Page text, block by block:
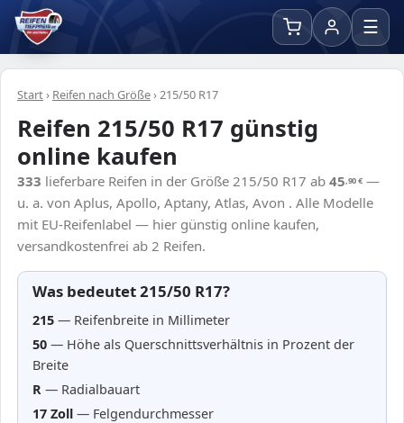
☰
Start› Reifen nach Größe›215/50 R17
Reifen 215/50 R17 günstig
online kaufen
333 lieferbare Reifen in der Größe 215/50 R17 ab 45,90€ —
u. a. von Aplus, Apollo, Aptany, Atlas, Avon . Alle Modelle
mit EU-Reifenlabel — hier günstig online kaufen,
versandkostenfrei ab 2 Reifen.
Was bedeutet 215/50 R17?
215 — Reifenbreite in Millimeter
50 — Höhe als Querschnittsverhältnis in Prozent der
Breite
R — Radialbauart
17 Zoll — Felgendurchmesser